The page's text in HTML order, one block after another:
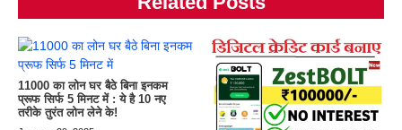
11000 का लोन घर बैठे बिना इनकम
प्रूफ सिर्फ 5 मिनट में : ये है 10 नए
तरीके तुरंत लोन लेने के!